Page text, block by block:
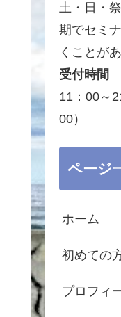
土・日・
期でセミ
くことが
受付時間
11：00～
00）
ページ
ホーム
初めての
プロフィ